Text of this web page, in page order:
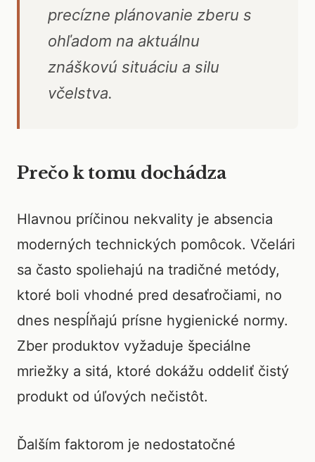
precízne plánovanie zberu s
ohľadom na aktuálnu
znáškovú situáciu a silu
včelstva.
Prečo k tomu dochádza
Hlavnou príčinou nekvality je absencia
moderných technických pomôcok. Včelári
sa často spoliehajú na tradičné metódy,
ktoré boli vhodné pred desaťročiami, no
dnes nespĺňajú prísne hygienické normy.
Zber produktov vyžaduje špeciálne
mriežky a sitá, ktoré dokážu oddeliť čistý
produkt od úľových nečistôt.
Ďalším faktorom je nedostatočné